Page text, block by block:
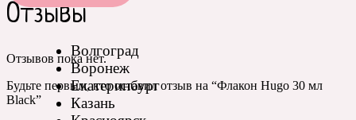
Волгоград
Воронеж
Екатеринбург
Казань
Отзывы
Отзывов пока нет.
Будьте первым, кто оставил отзыв на “Флакон Hugo 30 мл
Black”